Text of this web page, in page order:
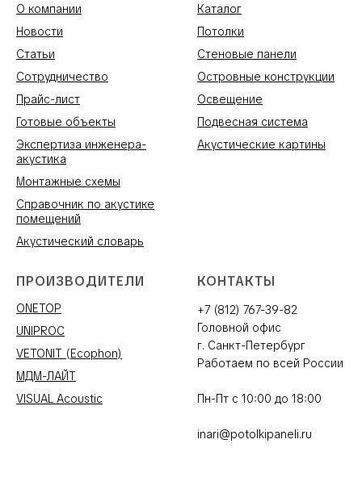
О компании
Новости
Статьи
Сотрудничество
Прайс-лист
Готовые объекты
Экспертиза инженера-
акустика
Монтажные схемы
Справочник по акустике
помещений
Акустический словарь
Каталог
Потолки
Стеновые панели
Островные конструкции
Освещение
Подвесная система
Акустические картины
ПРОИЗВОДИТЕЛИ
ONETOP
UNIPROC
VETONIT (Ecophon)
МДМ-ЛАЙТ
VISUAL Acoustic
КОНТАКТЫ
+7 (812) 767-39-82
Головной офис
г. Санкт-Петербург
Работаем по всей России
Пн-Пт с 10:00 до 18:00
inari@potolkipaneli.ru